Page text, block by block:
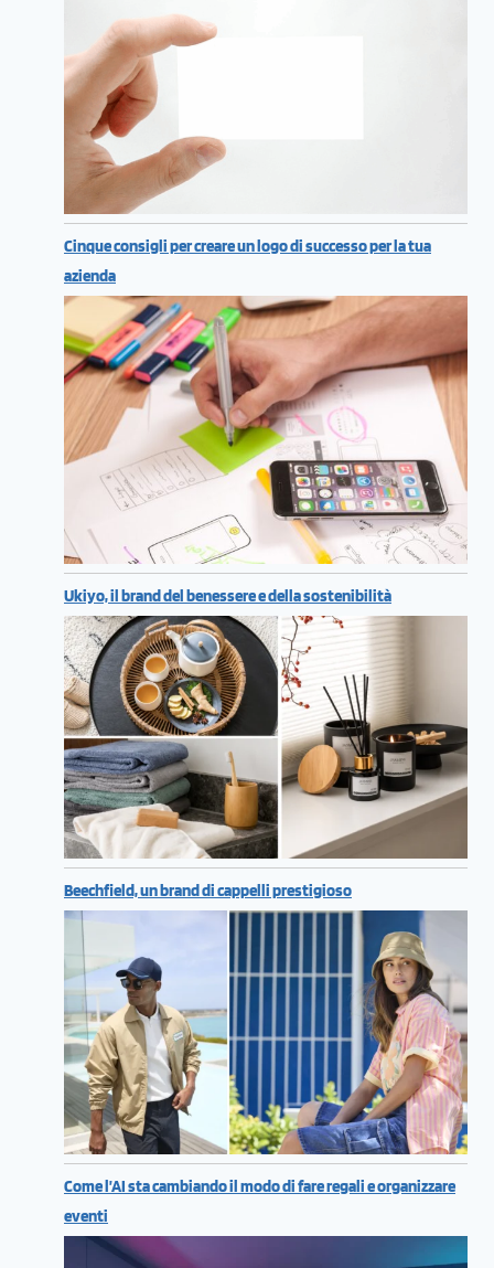
Cinque consigli per creare un logo di successo per la tua
azienda
Ukiyo, il brand del benessere e della sostenibilità
Beechfield, un brand di cappelli prestigioso
Come l’AI sta cambiando il modo di fare regali e organizzare
eventi